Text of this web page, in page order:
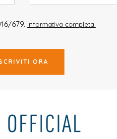
679. Informativa completa.
ORA